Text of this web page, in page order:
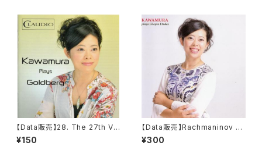
WAMURA Plays Chopin Etu
des"
【Data販売】28. The 27th Var
iation from The Goldberg
Variationen, BWV 988
¥150
【Data販売】Rachmaninov “T
he 18th Variation from the
Rhapsody on a theme of P
¥300